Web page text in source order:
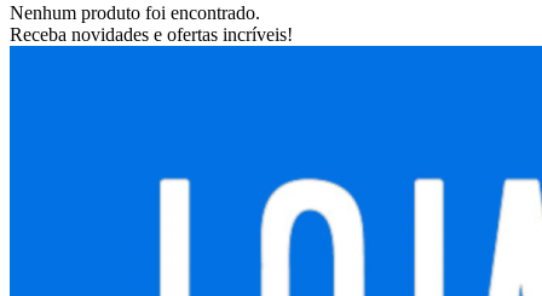
Nenhum produto foi encontrado.
Receba novidades e ofertas incríveis!